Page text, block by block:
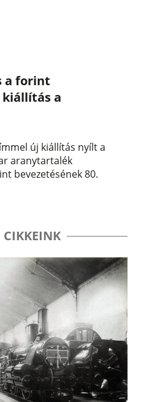
a forint
a
új kiállítás nyílt a
aranytartalék
bevezetésének 80.